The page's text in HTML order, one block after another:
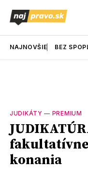
NAJNOVŠIE BEZ
JUDIKÁTY — PREMIUM
konania